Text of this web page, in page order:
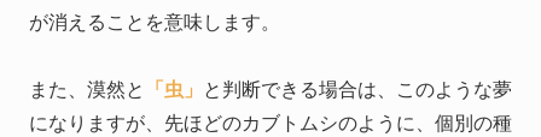
が消えることを意味します。
また、漠然と 「虫」
と判断できる場合は、このような夢
になりますが、先ほどのカブトムシのように、個別の種